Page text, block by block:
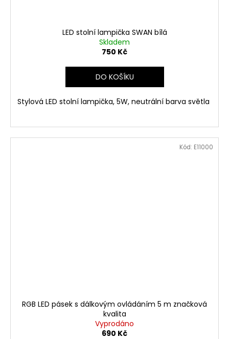
LED stolní lampička SWAN bílá
Skladem
750 Kč
DO KOŠÍKU
Stylová LED stolní lampička, 5W, neutrální barva světla
RGB LED pásek s dálkovým ovládáním 5 m značková
kvalita
Vyprodáno
690 Kč
Kód: E11000